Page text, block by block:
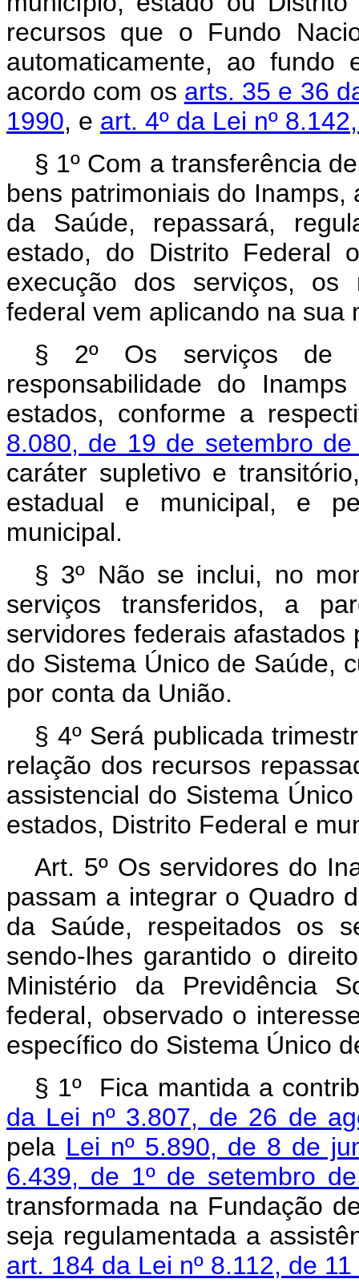
recursos que o Fundo
automaticamente, ao
acordo com os arts. 35 e 36
1990, e art. 4º da Lei nº
§ 1º Com a transferência
bens patrimoniais do
da Saúde, repassará,
estado, do Distrito Federal
execução dos serviços, os
federal vem aplicando na sua
§ 2º Os serviços de
responsabilidade do
estados, conforme a
8.080, de 19 de setembro de
caráter supletivo e
estadual e municipal, e
municipal.
§ 3º Não se inclui, no
serviços transferidos, a
servidores federais
do Sistema Único de Saúde,
por conta da União.
§ 4ºSerá publicada
relação dos recursos
assistencial do Sistema
estados, Distrito Federal e
Art. 5º Os servidores do
passam a integrar o Quadro
da Saúde, respeitados os
sendo-lhes garantido o
Ministério da Previdência
federal, observado o
específico do Sistema Único
§ 1º Fica mantida a
da Lei nº 3.807, de 26 de
pela Lei nº 5.890, de 8 de
6.439, de 1º de setembro
transformada na Fundação
seja regulamentada a
art. 184 da Lei nº 8.112, de